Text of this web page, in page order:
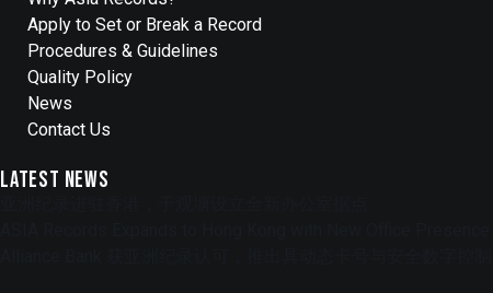
Apply to Set or Break a Record
Procedures & Guidelines
Quality Policy
News
Contact Us
Latest News